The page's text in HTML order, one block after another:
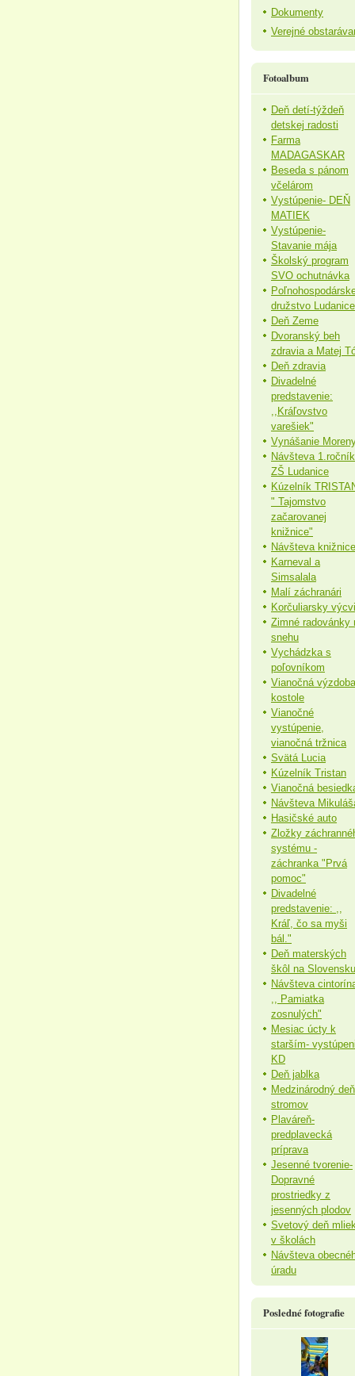
Dokumenty
Verejné
Fotoalbum
Deň detí-týždeň
detskej radosti
Farma
MADAGASKAR
Beseda s pánom
včelárom
Vystúpenie- DEŇ
MATIEK
Vystúpenie-
Stavanie mája
Školský program
SVO ochutnávka
družstvo Ludanice
Deň Zeme
Dvoranský beh
zdravia a Matej
Deň zdravia
Divadelné
predstavenie:
,,Kráľovstvo
varešiek"
Vynášanie
Návšteva
ZŠ Ludanice
Kúzelník
" Tajomstvo
začarovanej
knižnice"
Návšteva knižnice
Karneval a
Simsalala
Malí záchranári
Korčuliarsky
Zimné radovánky
snehu
Vychádzka s
poľovníkom
Vianočná
kostole
Vianočné
vystúpenie,
vianočná tržnica
Svätá Lucia
Kúzelník Tristan
Vianočná
Návšteva
Hasičské auto
Zložky
systému -
záchranka "Prvá
pomoc"
Divadelné
predstavenie: ,,
Kráľ, čo sa myši
bál."
Deň materských
škôl na Slovensku
Návšteva
,, Pamiatka
zosnulých"
Mesiac úcty k
starším-
KD
Deň jablka
Medzinárodný deň
stromov
Plaváreň-
predplavecká
príprava
Jesenné tvorenie-
Dopravné
prostriedky z
jesenných plodov
Svetový deň
v školách
Návšteva
úradu
Posledné fotografie